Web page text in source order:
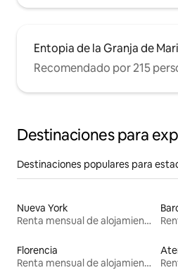
Entopia de la Granja de
Recomendado por 215
Destinaciones para
Destinaciones populares para
Nueva York
Renta mensual de alojamientos
Florencia
Renta mensual de alojamientos